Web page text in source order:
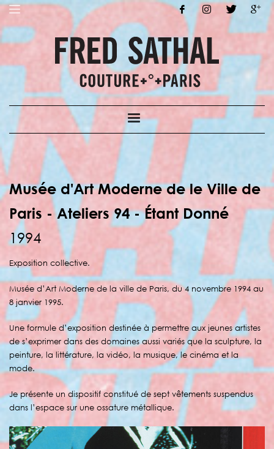
Musée d'Art Moderne de le Ville de
Paris -Ateliers 94 - Étant Donné
1994
Exposition collective.
Musée d’Art Moderne de la ville de Paris, du 4 novembre 1994 au
8 janvier 1995.
Une formule d’exposition destinée à permettre aux jeunes artistes
de s’exprimer dans des domaines aussi variés que la sculpture, la
peinture, la littérature, la vidéo, la musique, le cinéma et la
mode.
Je présente un dispositif constitué de sept vêtements suspendus
dans l’espace sur une ossature métallique.